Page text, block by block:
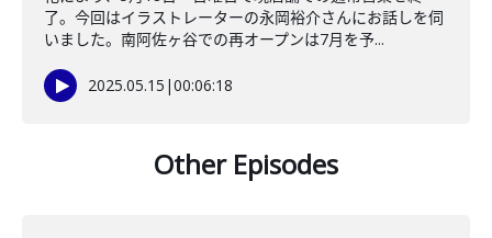
了。今回はイラストレーターの永岡裕介さんにお話しを伺
いました。南阿佐ヶ谷での再オープンは7月を予...
2025.05.15 |00:06:18
Other Episodes